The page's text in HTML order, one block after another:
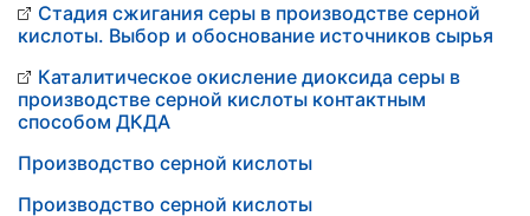
Стадия сжигания серы в производстве серной
кислоты. Выбор и обоснование источников сырья
Каталитическое окисление диоксида серы в
производстве серной кислоты контактным
способом ДКДА
Производство серной кислоты
Производство серной кислоты